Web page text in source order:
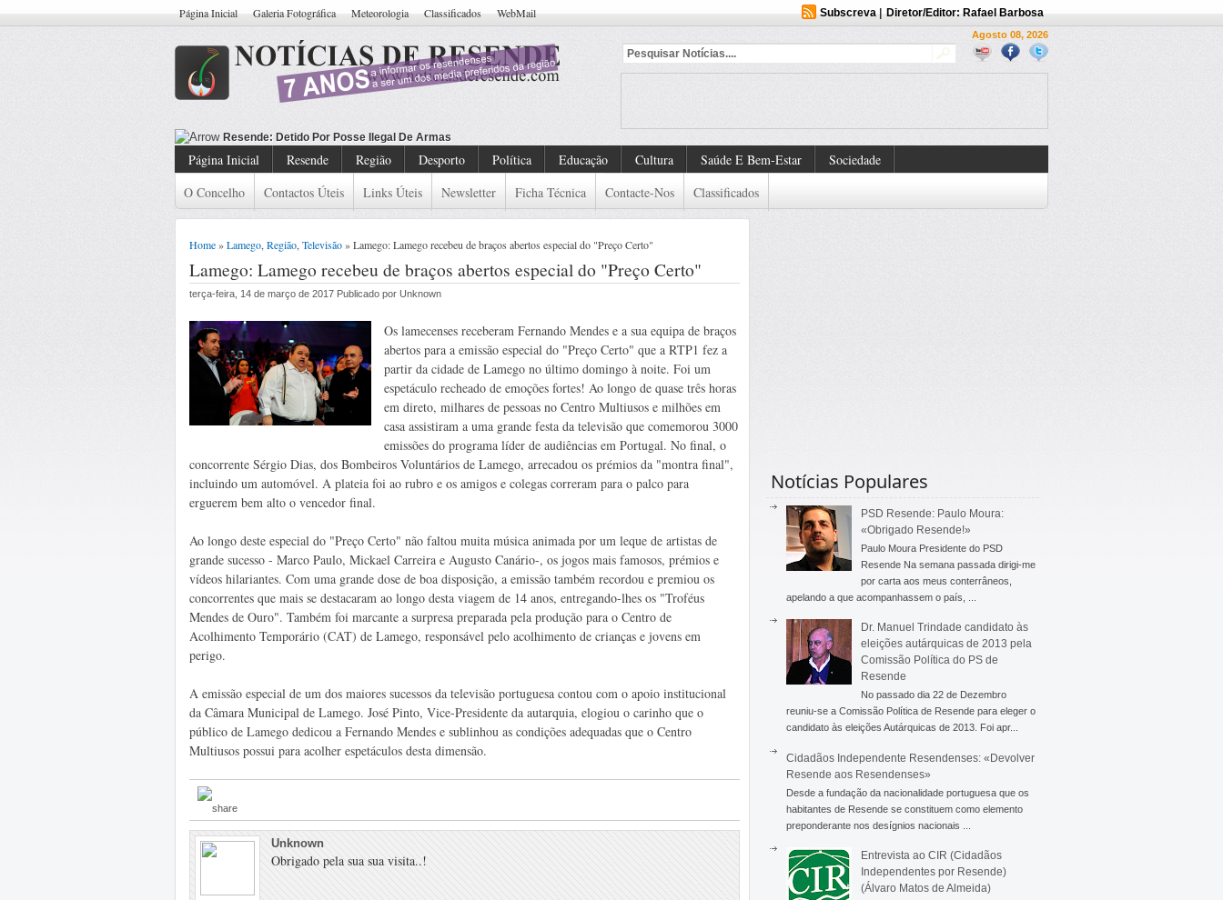
Página Inicial Galeria Fotográfica Meteorologia Classificados WebMail Subscreva| Diretor/Editor: Rafael Barbosa
Agosto 08, 2026
Resende: De
Página Inicial Resende Região Desporto Política Educação Cultura Saúde E Bem-Estar
Sociedade
O Concelho
Contactos Úteis Links Úteis Newsletter Ficha Técnica Contacte-Nos Classificados
Home»Lamego Região Televisão» Lamego: Lamego recebeu de braços abertos especial do "Preço Certo"
Lamego: Lamego recebeu de braços abertos especial do "Preço Certo"
terça-feira, 14 de março de 2017 Publicado por Unknown
Os lamecenses receberam Fernando Mendes e a sua equipa de braços
abertos para a emissão especial do "Preço Certo" que a RTP1 fez a
partir da cidade de Lamego no último domingo à noite. Foi um
espetáculo recheado de emoções fortes! Ao longo de quase três horas
em direto, milhares de pessoas no Centro Multiusos e milhões em
casa assistiram a uma grande festa da televisão que comemorou 3000
emissões do programa líder de audiências em Portugal. No final, o
concorrente Sérgio Dias, dos Bombeiros Voluntários de Lamego, arrecadou os prémios da "montra final",
incluindo um automóvel. A plateia foi ao rubro e os amigos e colegas correram para o palco para
erguerem bem alto o vencedor final.
Ao longo deste especial do "Preço Certo" não faltou muita música animada por um leque de artistas de
grande sucesso - Marco Paulo, Mickael Carreira e Augusto Canário-, os jogos mais famosos, prémios e
vídeos hilariantes. Com uma grande dose de boa disposição, a emissão também recordou e premiou os
concorrentes que mais se destacaram ao longo desta viagem de 14 anos, entregando-lhes os "Troféus
Mendes de Ouro". Também foi marcante a surpresa preparada pela produção para o Centro de
Acolhimento Temporário (CAT) de Lamego, responsável pelo acolhimento de crianças e jovens em
perigo.
A emissão especial de um dos maiores sucessos da televisão portuguesa contou com o apoio institucional
da Câmara Municipal de Lamego. José Pinto, Vice-Presidente da autarquia, elogiou o carinho que o
público de Lamego dedicou a Fernando Mendes e sublinhou as condições adequadas que o Centro
Multiusos possui para acolher espetáculos desta dimensão.
Unknown
Obrigado pela sua sua visita..!
Notícias Populares
PSD Resende: Paulo Moura:
«Obrigado Resende!»
Paulo Moura Presidente do PSD
Resende Na semana passada dirigi-me
por carta aos meus conterrâneos,
apelando a que acompanhassem o país, ...
Dr. Manuel Trindade candidato às
eleições autárquicas de 2013 pela
Comissão Política do PS de
Resende
No passado dia 22 de Dezembro
reuniu-se a Comissão Política de Resende para eleger o
candidato às eleições Autárquicas de 2013. Foi apr...
Cidadãos Independente Resendenses: «Devolver
Resende aos Resendenses»
Desde a fundação da nacionalidade portuguesa que os
habitantes de Resende se constituem como elemento
preponderante nos desígnios nacionais ...
Entrevista ao CIR (Cidadãos
Independentes por Resende)
(Álvaro Matos de Almeida)